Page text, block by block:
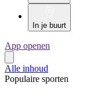
In je buurt
App openen
Alle inhoud
Populaire sporten